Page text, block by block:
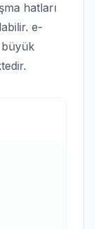
hatları
e-
büyük